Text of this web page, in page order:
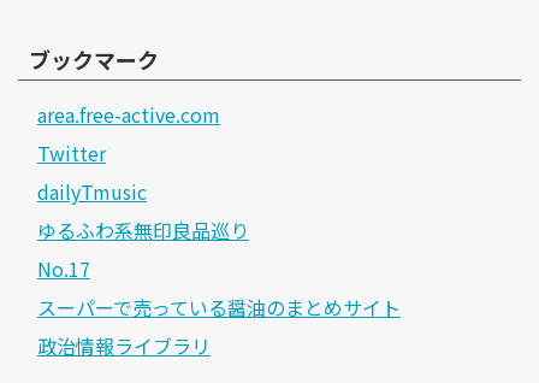
ブックマーク
area.free-active.com
Twitter
dailyTmusic
ゆるふわ系無印良品巡り
No.17
スーパーで売っている醤油のまとめサイト
政治情報ライブラリ